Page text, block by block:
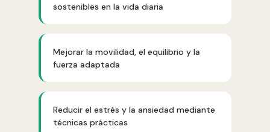
sostenibles en la vida diaria
Mejorar la movilidad, el equilibrio y la
fuerza adaptada
Reducir el estrés y la ansiedad mediante
técnicas prácticas